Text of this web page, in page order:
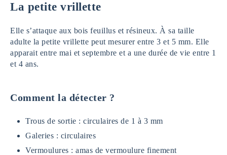
La petite vrillette
Elle s’attaque aux bois feuillus et résineux. À sa taille
adulte la petite vrillette peut mesurer entre 3 et 5 mm. Elle
apparait entre mai et septembre et a une durée de vie entre 1
et 4 ans.
Comment la détecter ?
Trous de sortie : circulaires de 1 à 3 mm
Galeries : circulaires
Vermoulures : amas de vermoulure finement